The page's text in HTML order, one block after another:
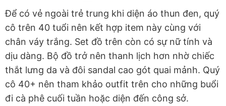
Để có vẻ ngoài trẻ trung khi diện áo thun đen, quý
cô trên 40 tuổi nên kết hợp item này cùng với
chân váy trắng. Set đồ trên còn có sự nữ tính và
dịu dàng. Bộ đồ trở nên thanh lịch hơn nhờ chiếc
thắt lưng da và đôi sandal cao gót quai mảnh. Quý
cô 40+ nên tham khảo outfit trên cho những buổi
đi cà phê cuối tuần hoặc diện đến công sở.